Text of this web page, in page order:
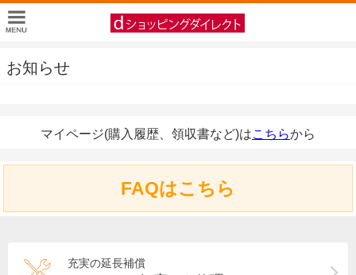
お知らせ
マイページ(購入履歴、領収書など)はこちらから
FAQはこちら
充実の延長補償